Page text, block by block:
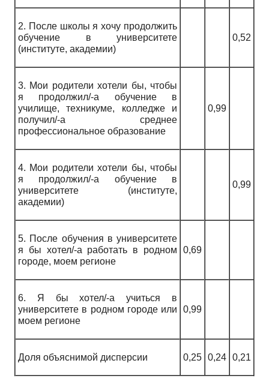
2. После школы я хочу продолжить
обучение в университете
(институте, академии)
0,52
3. Мои родители хотели бы, чтобы
я продолжил/-а обучение в
училище, техникуме, колледже и
получил/-а среднее
профессиональное образование
0,99
4. Мои родители хотели бы, чтобы
я продолжил/-а обучение в
университете (институте,
академии)
0,99
5. После обучения в университете
я бы хотел/-а работать в родном
городе, моем регионе
0,69
6. Я бы хотел/-а учиться в
университете в родном городе или
моем регионе
0,99
Доля объяснимой дисперсии 0,25 0,24 0,21